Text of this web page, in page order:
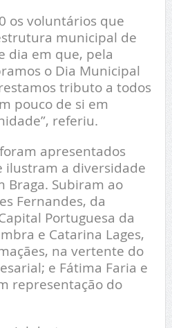
os voluntários que
municipal de
dia em que, pela
o Dia Municipal
tributo a todos
pouco de si em
referiu.
apresentados
ilustram a diversidade
Braga. Subiram ao
Fernandes, da
Portuguesa da
e Catarina Lages,
na vertente do
e Fátima Faria e
representação do